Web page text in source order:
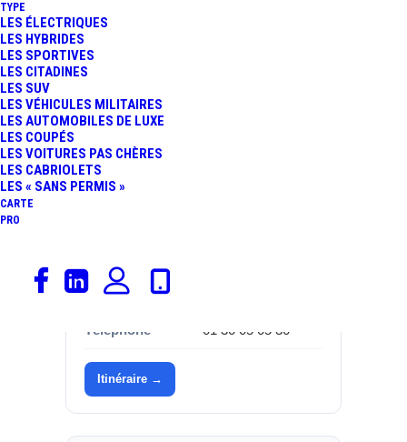
TYPE
LES ÉLECTRIQUES
LES HYBRIDES
LES SPORTIVES
LES CITADINES
LES SUV
LES VÉHICULES MILITAIRES
LES AUTOMOBILES DE LUXE
LES COUPÉS
LES VOITURES PAS CHÈRES
LES CABRIOLETS
LES « SANS PERMIS »
CARTE
PRO
Informations
Catégorie
Marque
Adresse
Région
Téléphone 01 30 05 05 30
Itinéraire →